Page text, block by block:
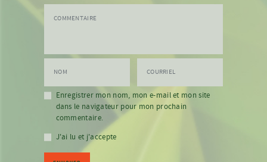
COMMENTAIRE
NOM COURRIEL
Enregistrer mon nom, mon e-mail et mon site
dans le navigateur pour mon prochain
commentaire.
J'ai lu et j'accepte